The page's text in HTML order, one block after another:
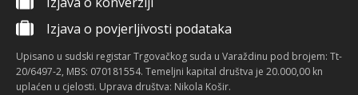
Izjava o povjerljivosti podataka
Upisano u sudski registar Trgovačkog suda u Varaždinu pod brojem: Tt-
20/6497-2, MBS: 070181554. Temeljni kapital društva je 20.000,00 kn
uplaćen u cjelosti. Uprava društva: Nikola Košir.